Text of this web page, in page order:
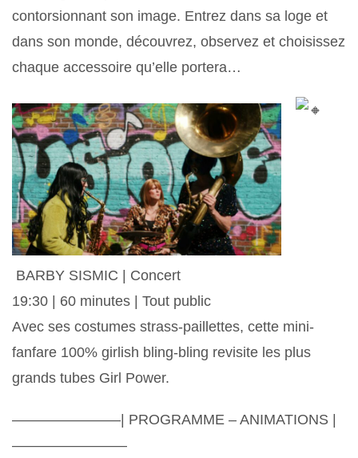
contorsionnant son image. Entrez dans sa loge et
dans son monde, découvrez, observez et choisissez
chaque accessoire qu’elle portera…
BARBY SISMIC | Concert
19:30 | 60 minutes | Tout public
Avec ses costumes strass-paillettes, cette mini-
fanfare 100% girlish bling-bling revisite les plus
grands tubes Girl Power.
———————–| PROGRAMME – ANIMATIONS |
————————